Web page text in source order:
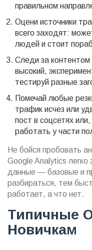
правильном
Оцени источники
всего заходят:
людей и стоит
Следи за контентом
высокий,
тестируй разные
Помечай любые
трафик исчез или
пост в соцсетях
работать у части
Не бойся пробовать
Google Analytics
данные — базовые и
разбираться, тем
работает, а что нет.
Типичные
Новичкам